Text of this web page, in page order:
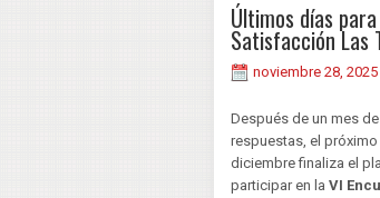
Últimos días
Satisfacción Las
noviembre 28, 2025
Después de un mes
respuestas, el
diciembre finaliza el
participar en la VI